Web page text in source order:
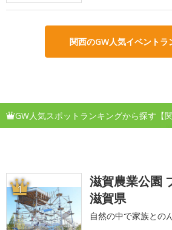
関西のGW人気イベントラ
GW人気スポットランキングから探す【関
1
滋賀農業公園
滋賀県
自然の中で家族との